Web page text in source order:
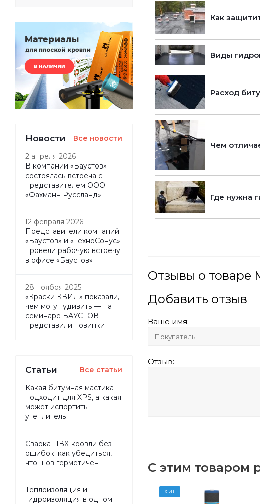
Как
Виды
Расход
Чем
Где нужна
Отзывы о товаре
Добавить отзыв
Ваше имя:
Отзыв:
С этим товаром
ХИТ
Новости Все новости
2 апреля 2026
В компании «Баустов»
состоялась встреча с
представителем ООО
«Фахманн Руссланд»
12 февраля 2026
Представители компаний
«Баустов» и «ТехноСонус»
провели рабочую встречу
в офисе «Баустов»
28 ноября 2025
«Краски КВИЛ» показали,
чем могут удивить — на
семинаре БАУСТОВ
представили новинки
Статьи Все статьи
Какая битумная мастика
подходит для XPS, а какая
может испортить
утеплитель
Сварка ПВХ-кровли без
ошибок: как убедиться,
что шов герметичен
Теплоизоляция и
гидроизоляция в одном